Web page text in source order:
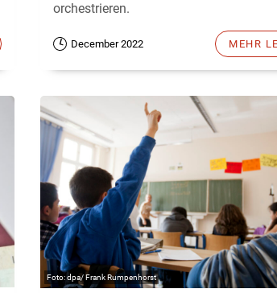
orchestrieren.
December 2022 MEHR
dpa/ Frank Rumpenhorst